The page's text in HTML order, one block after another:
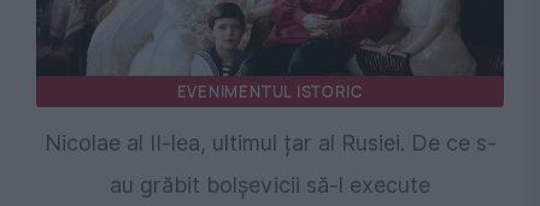
EVENIMENTUL ISTORIC
Nicolae al II-lea, ultimul țar al Rusiei. De ce s-
au grăbit bolșevicii să-l execute